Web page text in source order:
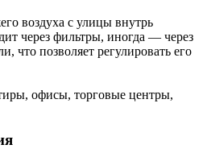
воздуха с улицы внутрь
через фильтры, иногда — через
что позволяет регулировать его
офисы, торговые центры,